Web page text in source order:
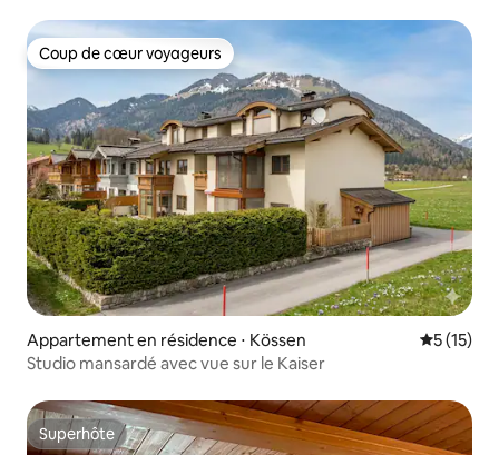
Coup de cœur voyageurs
Coup de cœur voyageurs
Appartement en résidence ⋅ Kössen
5 (15)
Studio mansardé avec vue sur le Kaiser
Superhôte
Superhôte